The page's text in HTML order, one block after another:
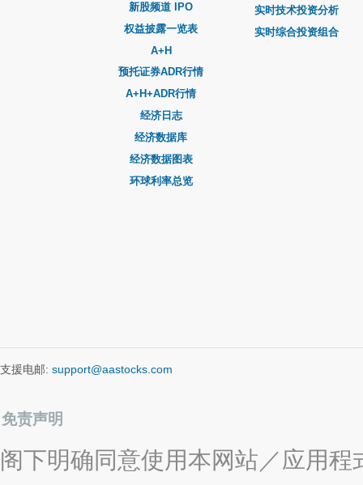
新股频道 IPO
权益披露一览表
A+H
预托证券ADR行情
A+H+ADR行情
经济日志
经济数据库
经济数据图表
环球利率总览
实时技术投资分析
实时综合投资组合
支援电邮: support@aastocks.com
免责声明
阁下明确同意使用本网站／应用